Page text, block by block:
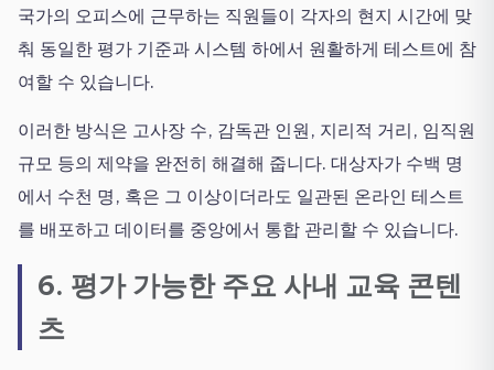
국가의 오피스에 근무하는 직원들이 각자의 현지 시간에 맞
춰 동일한 평가 기준과 시스템 하에서 원활하게 테스트에 참
여할 수 있습니다.
이러한 방식은 고사장 수, 감독관 인원, 지리적 거리, 임직원
규모 등의 제약을 완전히 해결해 줍니다. 대상자가 수백 명
에서 수천 명, 혹은 그 이상이더라도 일관된 온라인 테스트
를 배포하고 데이터를 중앙에서 통합 관리할 수 있습니다.
6. 평가 가능한 주요 사내 교육 콘텐
츠